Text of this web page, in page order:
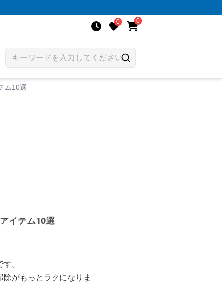
0 0
ム10選
イテム10選
。
がもっとラクになりま